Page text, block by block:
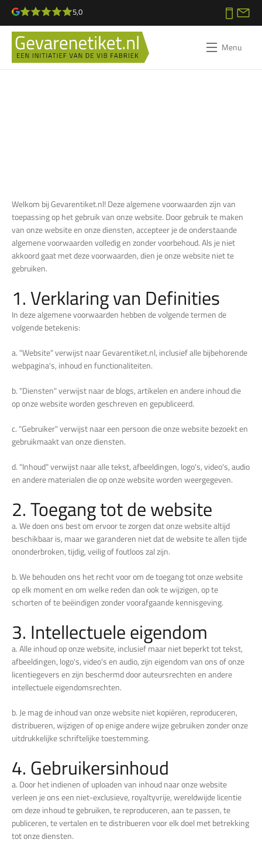
5,0
Menu
Welkom bij Gevarentiket.nl! Deze algemene voorwaarden zijn van
toepassing op het gebruik van onze website. Door gebruik te maken
van onze website en onze diensten, accepteer je de onderstaande
algemene voorwaarden volledig en zonder voorbehoud. Als je niet
akkoord gaat met deze voorwaarden, dien je onze website niet te
gebruiken.
1. Verklaring van Definities
In deze algemene voorwaarden hebben de volgende termen de
volgende betekenis:
a. "Website" verwijst naar Gevarentiket.nl, inclusief alle bijbehorende
webpagina's, inhoud en functionaliteiten.
b. "Diensten" verwijst naar de blogs, artikelen en andere inhoud die
op onze website worden geschreven en gepubliceerd.
c. "Gebruiker" verwijst naar een persoon die onze website bezoekt en
gebruikmaakt van onze diensten.
d. "Inhoud" verwijst naar alle tekst, afbeeldingen, logo's, video's, audio
en andere materialen die op onze website worden weergegeven.
2. Toegang tot de website
a. We doen ons best om ervoor te zorgen dat onze website altijd
beschikbaar is, maar we garanderen niet dat de website te allen tijde
ononderbroken, tijdig, veilig of foutloos zal zijn.
b. We behouden ons het recht voor om de toegang tot onze website
op elk moment en om welke reden dan ook te wijzigen, op te
schorten of te beëindigen zonder voorafgaande kennisgeving.
3. Intellectuele eigendom
a. Alle inhoud op onze website, inclusief maar niet beperkt tot tekst,
afbeeldingen, logo's, video's en audio, zijn eigendom van ons of onze
licentiegevers en zijn beschermd door auteursrechten en andere
intellectuele eigendomsrechten.
b. Je mag de inhoud van onze website niet kopiëren, reproduceren,
distribueren, wijzigen of op enige andere wijze gebruiken zonder onze
uitdrukkelijke schriftelijke toestemming.
4. Gebruikersinhoud
a. Door het indienen of uploaden van inhoud naar onze website
verleen je ons een niet-exclusieve, royaltyvrije, wereldwijde licentie
om deze inhoud te gebruiken, te reproduceren, aan te passen, te
publiceren, te vertalen en te distribueren voor elk doel met betrekking
tot onze diensten.